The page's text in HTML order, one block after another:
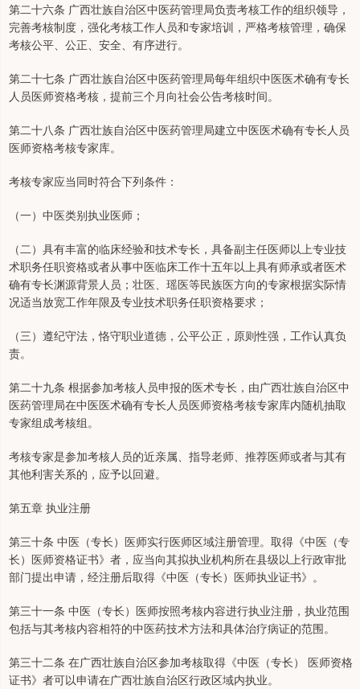
第二十六条 广西壮族自治区中医药管理局负责考核工作的组织领导，
完善考核制度，强化考核工作人员和专家培训，严格考核管理，确保
考核公平、公正、安全、有序进行。
第二十七条 广西壮族自治区中医药管理局每年组织中医医术确有专长
人员医师资格考核，提前三个月向社会公告考核时间。
第二十八条 广西壮族自治区中医药管理局建立中医医术确有专长人员
医师资格考核专家库。
考核专家应当同时符合下列条件：
（一）中医类别执业医师；
（二）具有丰富的临床经验和技术专长，具备副主任医师以上专业技
术职务任职资格或者从事中医临床工作十五年以上具有师承或者医术
确有专长渊源背景人员；壮医、瑶医等民族医方向的专家根据实际情
况适当放宽工作年限及专业技术职务任职资格要求；
（三）遵纪守法，恪守职业道德，公平公正，原则性强，工作认真负
责。
第二十九条 根据参加考核人员申报的医术专长，由广西壮族自治区中
医药管理局在中医医术确有专长人员医师资格考核专家库内随机抽取
专家组成考核组。
考核专家是参加考核人员的近亲属、指导老师、推荐医师或者与其有
其他利害关系的，应予以回避。
第五章 执业注册
第三十条 中医（专长）医师实行医师区域注册管理。取得《中医（专
长）医师资格证书》者，应当向其拟执业机构所在县级以上行政审批
部门提出申请，经注册后取得《中医（专长）医师执业证书》。
第三十一条 中医（专长）医师按照考核内容进行执业注册，执业范围
包括与其考核内容相符的中医药技术方法和具体治疗病证的范围。
第三十二条 在广西壮族自治区参加考核取得《中医（专长） 医师资格
证书》者可以申请在广西壮族自治区行政区域内执业。